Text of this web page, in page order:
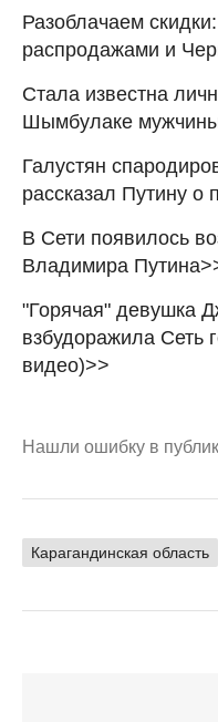
Разоблачаем
распродажами и
Стала известна
Шымбулаке
Галустян
рассказал Путину о
В Сети появилось
Владимира
"Горячая" девушка
взбудоражила Сеть
видео)>>
Нашли ошибку в
Карагандинская область